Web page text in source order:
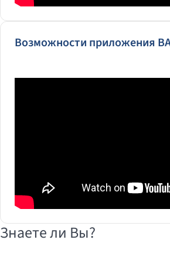
Возможности приложения
Знаете ли Вы?